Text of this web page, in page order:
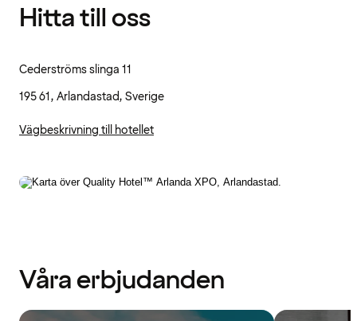
Hitta till oss
Cederströms slinga 11
195 61, Arlandastad, Sverige
Vägbeskrivning till hotellet
Våra erbjudanden